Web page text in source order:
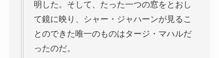
明した。そして、たった一つの窓をとおし
て鏡に映り、シャー・ジャハーンが見るこ
とのできた唯一のものはタージ・マハルだ
ったのだ。